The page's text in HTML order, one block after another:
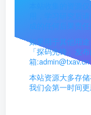
本站收集的资源
用，学习研究后
成的任何后果责任
如果用于其他用
「探码先锋」发
箱:admin@txav.cn
本站资源大多存
我们会第一时间更